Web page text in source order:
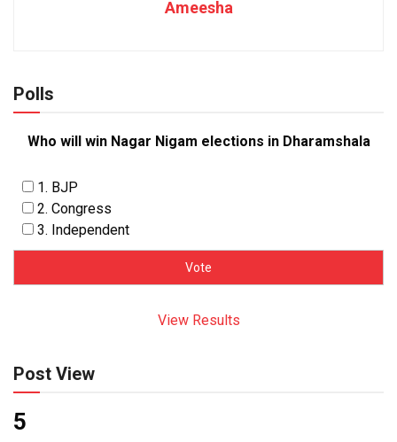
Ameesha
Polls
Who will win Nagar Nigam elections in Dharamshala
1. BJP
2. Congress
3. Independent
View Results
Post View
5